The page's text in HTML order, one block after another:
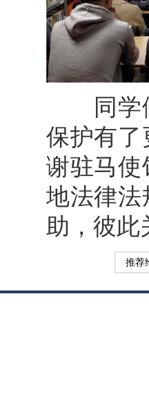
同学们
保护有了
谢驻马使
地法律法
助，彼此
推荐